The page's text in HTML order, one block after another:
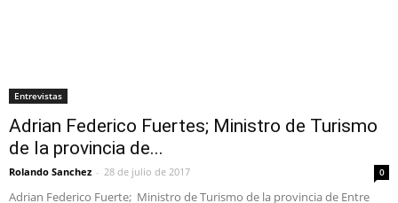
Entrevistas
Adrian Federico Fuertes; Ministro de Turismo
de la provincia de...
Rolando Sanchez - 28 de julio de 2017 0
Adrian Federico Fuerte; Ministro de Turismo de la provincia de Entre